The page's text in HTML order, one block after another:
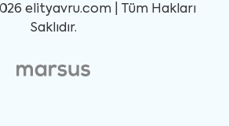
elityavru.com | Tüm Hakları
Saklıdır.